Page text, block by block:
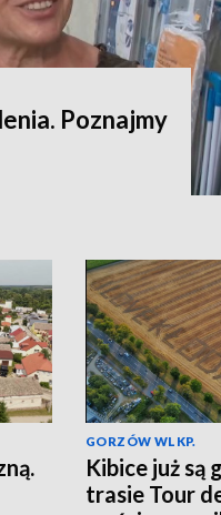
Poznajmy
GORZÓW WLKP.
Kibice już są
trasie Tour